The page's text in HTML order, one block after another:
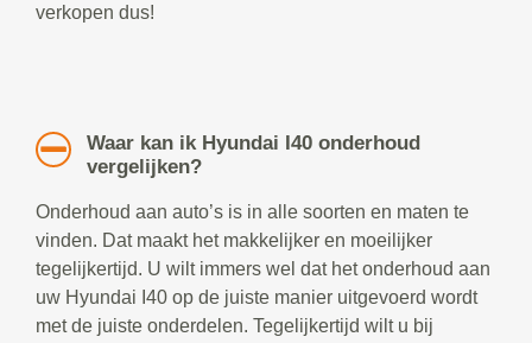
verkopen dus!
Waar kan ik Hyundai I40 onderhoud
vergelijken?
Onderhoud aan auto’s is in alle soorten en maten te
vinden. Dat maakt het makkelijker en moeilijker
tegelijkertijd. U wilt immers wel dat het onderhoud aan
uw Hyundai I40 op de juiste manier uitgevoerd wordt
met de juiste onderdelen. Tegelijkertijd wilt u bij